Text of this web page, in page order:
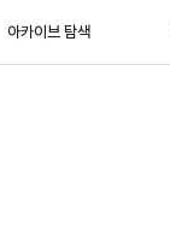
아카이브 탐색